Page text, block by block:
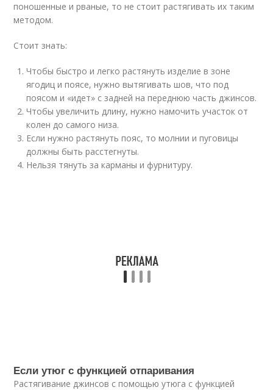
поношенные и рваные, то не стоит растягивать их таким
методом.
Стоит знать:
Чтобы быстро и легко растянуть изделие в зоне
ягодиц и поясе, нужно вытягивать шов, что под
поясом и «идет» с задней на переднюю часть джинсов.
Чтобы увеличить длину, нужно намочить участок от
колен до самого низа.
Если нужно растянуть пояс, то молнии и пуговицы
должны быть расстегнуты.
Нельзя тянуть за карманы и фурнитуру.
Если утюг с функцией отпаривания
Растягивание джинсов с помощью утюга с функцией